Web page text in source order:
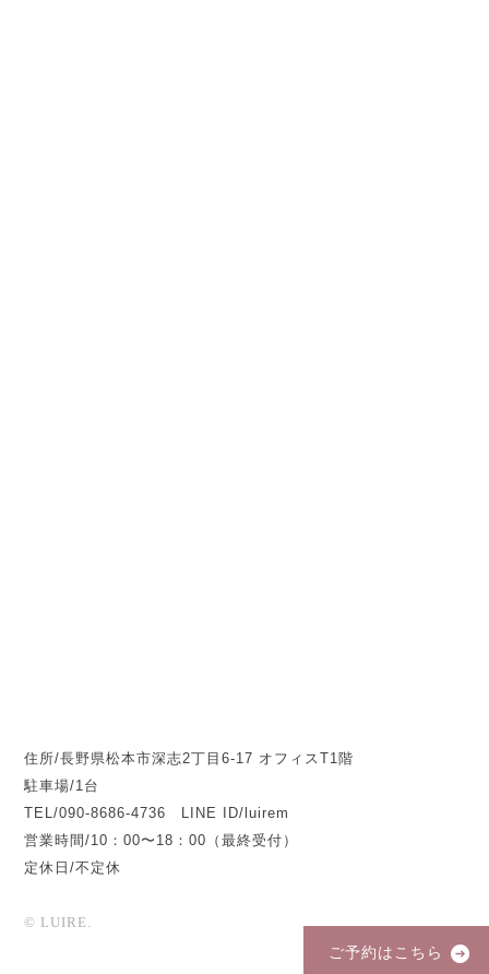
ご予約はこちら
住所/長野県松本市深志2丁目6-17 オフィスT1階
駐車場/1台
TEL/090-8686-4736 LINE ID/luirem
営業時間/10：00〜18：00（最終受付）
定休日/不定休
© LUIRE.